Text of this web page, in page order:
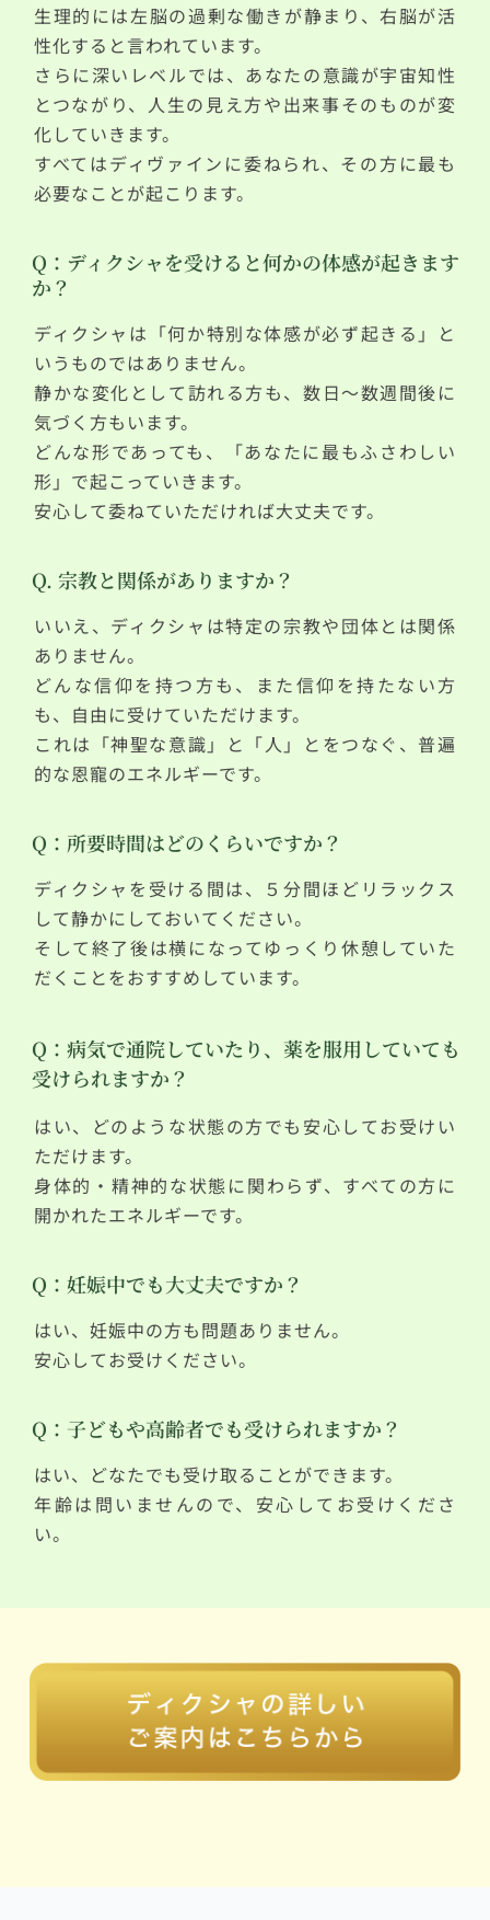
生理的には左脳の過剰な働きが静まり、右脳が活
性化すると言われています。
さらに深いレベルでは、あなたの意識が宇宙知性
とつながり、人生の見え方や出来事そのものが変
化していきます。
すべてはディヴァインに委ねられ、その方に最も
必要なことが起こります。
Q：ディクシャを受けると何かの体感が起きます
か？
ディクシャは「何か特別な体感が必ず起きる」と
いうものではありません。
静かな変化として訪れる方も、数日～数週間後に
気づく方もいます。
どんな形であっても、「あなたに最もふさわしい
形」で起こっていきます。
安心して委ねていただければ大丈夫です。
Q. 宗教と関係がありますか？
いいえ、ディクシャは特定の宗教や団体とは関係
ありません。
どんな信仰を持つ方も、また信仰を持たない方
も、自由に受けていただけます。
これは「神聖な意識」と「人」とをつなぐ、普遍
的な恩寵のエネルギーです。
Q：所要時間はどのくらいですか？
ディクシャを受ける間は、５分間ほどリラックス
して静かにしておいてください。
そして終了後は横になってゆっくり休憩していた
だくことをおすすめしています。
Q：病気で通院していたり、薬を服用していても
受けられますか？
はい、どのような状態の方でも安心してお受けい
ただけます。
身体的・精神的な状態に関わらず、すべての方に
開かれたエネルギーです。
Q：妊娠中でも大丈夫ですか？
はい、妊娠中の方も問題ありません。
安心してお受けください。
Q：子どもや高齢者でも受けられますか？
はい、どなたでも受け取ることができます。
年齢は問いませんので、安心してお受けくださ
い。